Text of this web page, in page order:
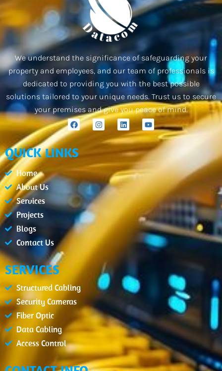
We understand the significance of safeguarding your
property and employees, and our team of professionals is
dedicated to providing you with the best possible
solutions tailored to your unique needs. Trust us to secure
your premises and give you peace of mind.
F
a
c
b
o
I
n
t
r
a
m
L
i
n
k
e
d
i
n
Y
o
u
t
u
b
QUICK LINKS
Home
About Us
Services
Projects
Blogs
Contact Us
SERVICES
Structured Cabling
Security Cameras
Fiber Optic
Data Cabling
Access Control